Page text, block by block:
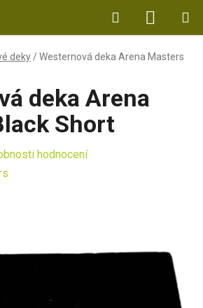
Hledat
KOŠÍK
deky /Westernová deka Arena Masters
deka Arena
Short
hodnocení